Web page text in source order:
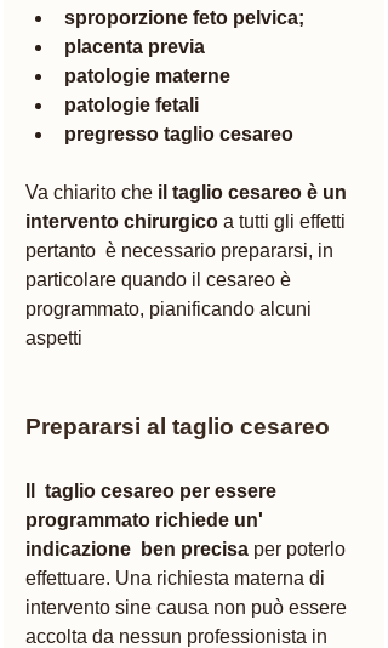
sproporzione feto pelvica;
placenta previa
patologie materne
patologie fetali
pregresso taglio cesareo
Va chiarito che il taglio cesareo è un
intervento chirurgico a tutti gli effetti
pertanto  è necessario prepararsi, in
particolare quando il cesareo è
programmato, pianificando alcuni
aspetti
Prepararsi al taglio cesareo
Il  taglio cesareo per essere
programmato richiede un'
indicazione  ben precisa per poterlo
effettuare. Una richiesta materna di
intervento sine causa non può essere
accolta da nessun professionista in